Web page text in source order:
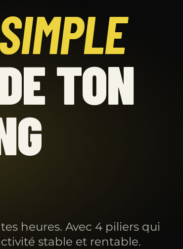
TON
heures. Avec 4 piliers qui
stable et rentable.